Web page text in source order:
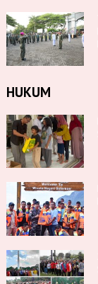
HUKUM